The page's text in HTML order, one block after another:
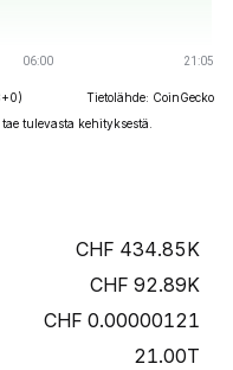
Tietolähde: CoinGecko
tulevasta kehityksestä.
434.85K
92.89K
0.00000121
21.00T